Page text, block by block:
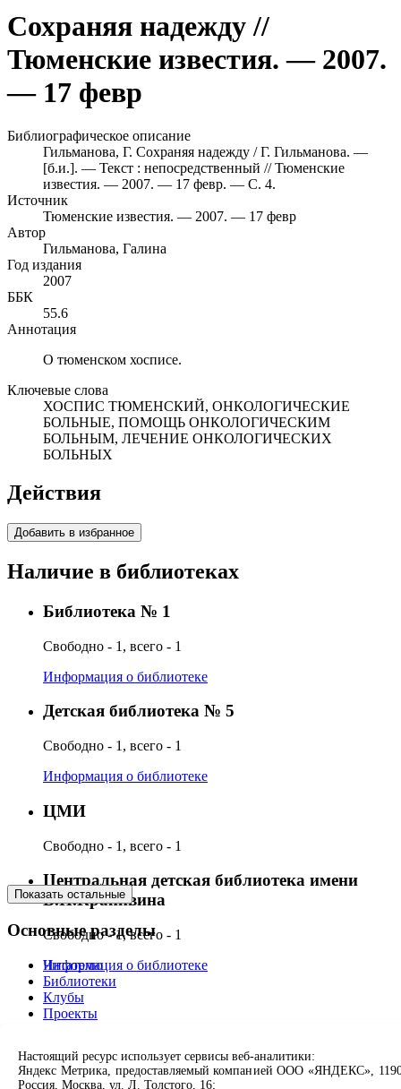
Сохраняя надежду //
Тюменские известия. — 2007.
— 17 февр
Библиографическое описание
Гильманова, Г. Сохраняя надежду / Г. Гильманова. —
[б.и.]. — Текст : непосредственный // Тюменские
известия. — 2007. — 17 февр. — С. 4.
Источник
Тюменские известия. — 2007. — 17 февр
Автор
Гильманова, Галина
Год издания
2007
ББК
55.6
Аннотация
О тюменском хосписе.
Ключевые слова
ХОСПИС ТЮМЕНСКИЙ, ОНКОЛОГИЧЕСКИЕ
БОЛЬНЫЕ, ПОМОЩЬ ОНКОЛОГИЧЕСКИМ
БОЛЬНЫМ, ЛЕЧЕНИЕ ОНКОЛОГИЧЕСКИХ
БОЛЬНЫХ
Действия
Добавить в избранное
Наличие в библиотеках
Библиотека № 1
Свободно - 1, всего - 1
Информация о библиотеке
Детская библиотека № 5
Свободно - 1, всего - 1
Информация о библиотеке
ЦМИ
Свободно - 1, всего - 1
Центральная детская библиотека имени
В.П.Крапивина
Свободно - 1, всего - 1
Информация о библиотеке
Показать остальные
Основные разделы
Читателю
Библиотеки
Клубы
Проекты
Сервисы
Настоящий ресурс использует сервисы веб-аналитики:
Яндекс Метрика, предоставляемый компанией ООО «ЯНДЕКС»,
Россия, Москва, ул. Л. Толстого, 16;